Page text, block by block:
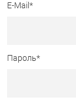
E-Mail *
Пароль*